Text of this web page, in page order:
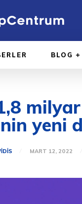
BLOG
yeni
MART 12, 2022